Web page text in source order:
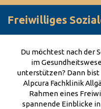
Freiwilliges
Du möchtest nach der
im
unterstützen? Dann bist
Alpcura Fachklinik
Rahmen eines
spannende Einblicke